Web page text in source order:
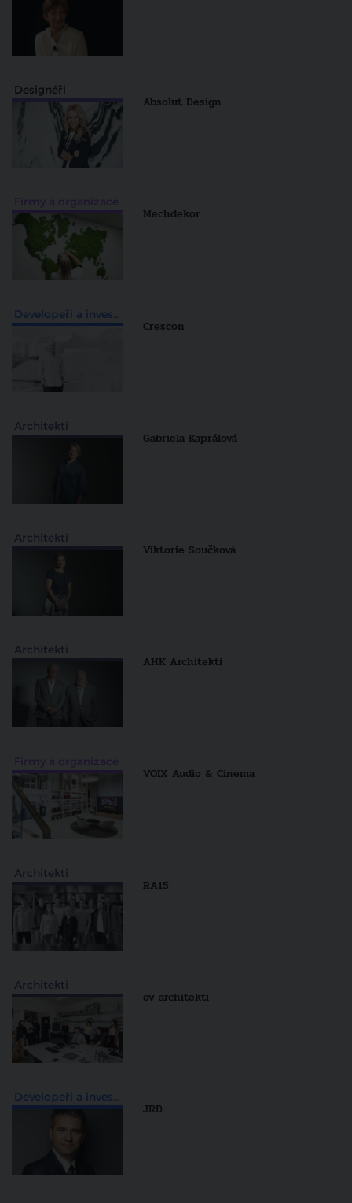
Designéři
Absolut Design
Mechdekor
Developeři a investiční skupiny
Crescon
Architekti
Gabriela Kaprálová
Architekti
Viktorie Součková
Architekti
AHK Architekti
VOIX Audio & Cinema
Architekti
RA15
Architekti
ov architekti
Developeři a investiční skupiny
JRD